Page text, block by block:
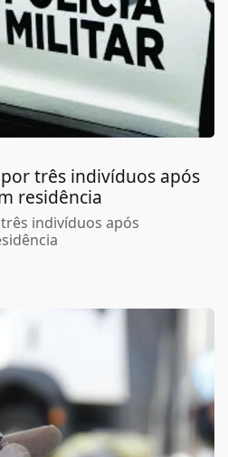
três indivíduos após
residência
indivíduos após